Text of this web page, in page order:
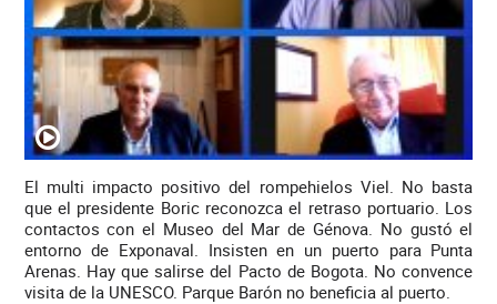
El multi impacto positivo del rompehielos Viel. No basta
que el presidente Boric reconozca el retraso portuario. Los
contactos con el Museo del Mar de Génova. No gustó el
entorno de Exponaval. Insisten en un puerto para Punta
Arenas. Hay que salirse del Pacto de Bogota. No convence
visita de la UNESCO. Parque Barón no beneficia al puerto.